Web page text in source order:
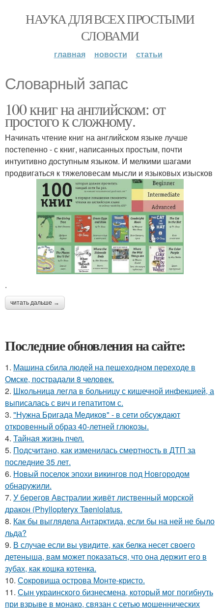
НАУКА ДЛЯ ВСЕХ ПРОСТЫМИ
СЛОВАМИ
главная новости статьи
Словарный запас
100 книг на английском: от
простого к сложному.
Начинать чтение книг на английском языке лучше
постепенно - с книг, написанных простым, почти
интуитивно доступным языком. И мелкими шагами
продвигаться к тяжеловесам мысли и языковых изысков
.
читать дальше →
Последние обновления на сайте:
1. Машина сбила людей на пешеходном переходе в
Омске, пострадали 8 человек.
2. Шкoльницa легла в больницу с кишечной инфекцией, а
выписалась с вич и гепатитом с.
3. "Нужна Бригада Медиков" - в сети обсуждают
откровенный образ 40-летней глюкозы.
4. Тайная жизнь пчел.
5. Подсчитано, как изменилась смертность в ДТП за
последние 35 лет.
6. Новый поселок эпохи викингов под Новгородом
обнаружили.
7. У берегов Австралии живёт лиственный морской
дракон (Phyllopteryx Taeniolatus.
8. Как бы выглядела Антарктида, если бы на ней не было
льда?
9. В случае если вы увидите, как белка несет своего
детеныша, вам может показаться, что она держит его в
зубах, как кошка котенка.
10. Сокровища острова Монте-кристо.
11. Сын украинского бизнесмена, который мог погибнуть
при взрыве в монако, связан с сетью мошеннических